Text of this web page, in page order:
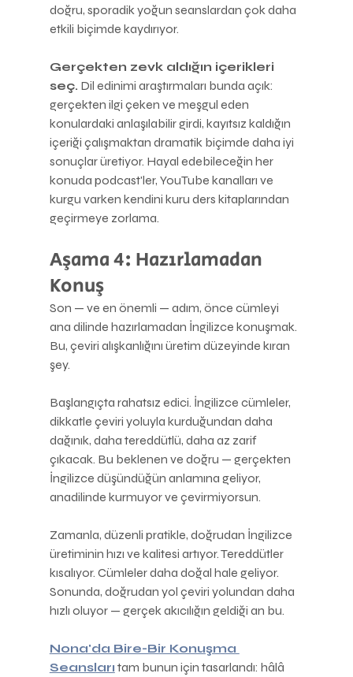
doğru, sporadik yoğun seanslardan çok daha
etkili biçimde kaydırıyor.
Gerçekten zevk aldığın içerikleri
seç. Dil edinimi araştırmaları bunda açık:
gerçekten ilgi çeken ve meşgul eden
konulardaki anlaşılabilir girdi, kayıtsız kaldığın
içeriği çalışmaktan dramatik biçimde daha iyi
sonuçlar üretiyor. Hayal edebileceğin her
konuda podcast'ler, YouTube kanalları ve
kurgu varken kendini kuru ders kitaplarından
geçirmeye zorlama.
Aşama 4: Hazırlamadan
Konuş
Son — ve en önemli — adım, önce cümleyi
ana dilinde hazırlamadan İngilizce konuşmak.
Bu, çeviri alışkanlığını üretim düzeyinde kıran
şey.
Başlangıçta rahatsız edici. İngilizce cümleler,
dikkatle çeviri yoluyla kurduğundan daha
dağınık, daha tereddütlü, daha az zarif
çıkacak. Bu beklenen ve doğru — gerçekten
İngilizce düşündüğün anlamına geliyor,
anadilinde kurmuyor ve çevirmiyorsun.
Zamanla, düzenli pratikle, doğrudan İngilizce
üretiminin hızı ve kalitesi artıyor. Tereddütler
kısalıyor. Cümleler daha doğal hale geliyor.
Sonunda, doğrudan yol çeviri yolundan daha
hızlı oluyor — gerçek akıcılığın geldiği an bu.
Nona'da Bire-Bir Konuşma
Seansları tam bunun için tasarlandı: hâlâ